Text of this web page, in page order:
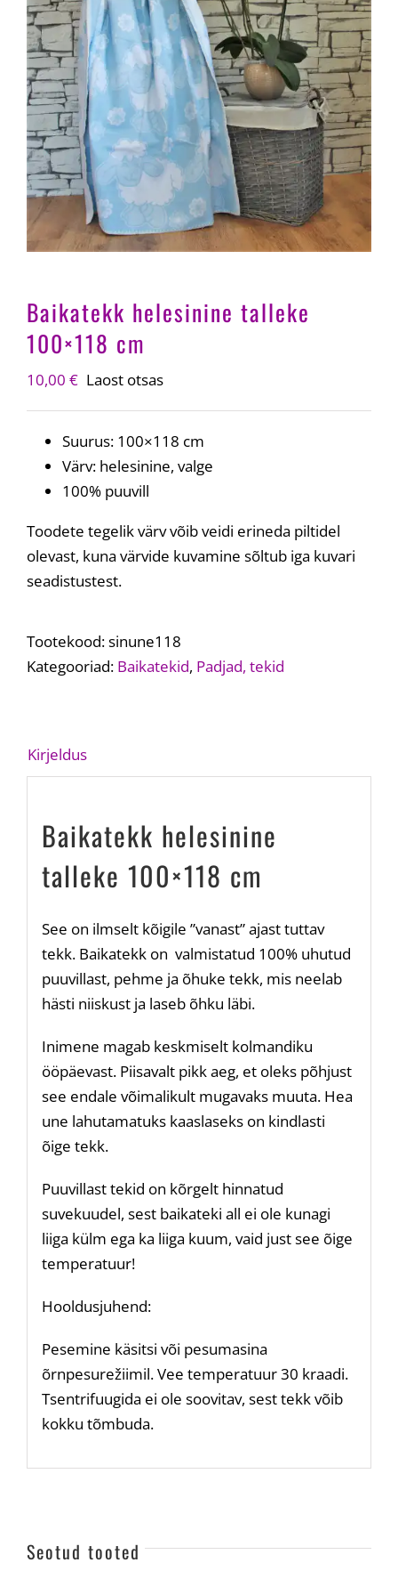
Baikatekk helesinine talleke
100×118 cm
10,00 € Laost otsas
Suurus: 100×118 cm
Värv: helesinine, valge
100% puuvill
Toodete tegelik värv võib veidi erineda piltidel
olevast, kuna värvide kuvamine sõltub iga kuvari
seadistustest.
Tootekood:sinune118
Kategooriad: Baikatekid, Padjad, tekid
Kirjeldus
Baikatekk helesinine
talleke 100×118 cm
See on ilmselt kõigile ”vanast” ajast tuttav
tekk. Baikatekk on valmistatud 100% uhutud
puuvillast, pehme ja õhuke tekk, mis neelab
hästi niiskust ja laseb õhku läbi.
Inimene magab keskmiselt kolmandiku
ööpäevast. Piisavalt pikk aeg, et oleks põhjust
see endale võimalikult mugavaks muuta. Hea
une lahutamatuks kaaslaseks on kindlasti
õige tekk.
Puuvillast tekid on kõrgelt hinnatud
suvekuudel, sest baikateki all ei ole kunagi
liiga külm ega ka liiga kuum, vaid just see õige
temperatuur!
Hooldusjuhend:
Pesemine käsitsi või pesumasina
õrnpesurežiimil. Vee temperatuur 30 kraadi.
Tsentrifuugida ei ole soovitav, sest tekk võib
kokku tõmbuda.
Seotud tooted